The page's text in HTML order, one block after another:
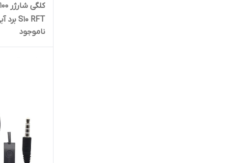
S10 RFT برد آبی اصل ویتنام
ناموجود